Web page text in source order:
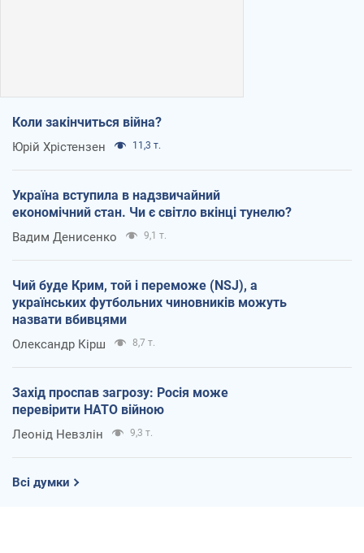
Коли закінчиться війна?
Юрій Хрістензен 11,3 т.
Україна вступила в надзвичайний
економічний стан. Чи є світло вкінці тунелю?
Вадим Денисенко 9,1 т.
Чий буде Крим, той і переможе (NSJ), а
українських футбольних чиновників можуть
назвати вбивцями
Олександр Кірш 8,7 т.
Захід проспав загрозу: Росія може
перевірити НАТО війною
Леонід Невзлін 9,3 т.
Всі думки